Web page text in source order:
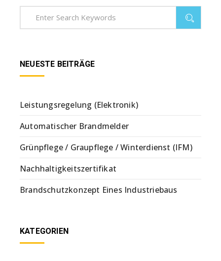
NEUESTE BEITRÄGE
Leistungsregelung (Elektronik)
Automatischer Brandmelder
Grünpflege / Graupflege / Winterdienst (IFM)
Nachhaltigkeitszertifikat
Brandschutzkonzept Eines Industriebaus
KATEGORIEN